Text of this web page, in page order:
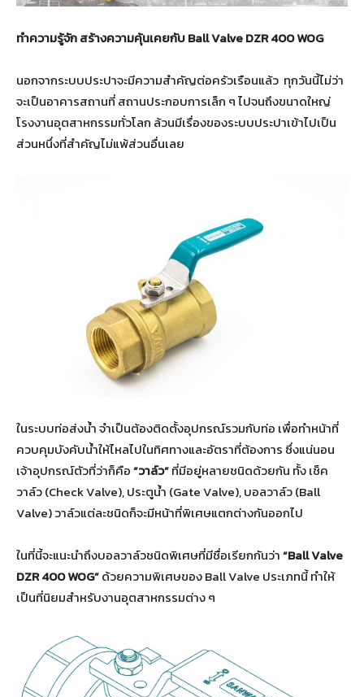
ทำความรู้จัก สร้างความคุ้นเคยกับBall Valve DZR 400 WOG
นอกจากระบบประปาจะมีความสำคัญต่อครัวเรือนแล้ว ทุกวันนี้ไม่ว่า
จะเป็นอาคารสถานที่ สถานประกอบการเล็ก ๆ ไปจนถึงขนาดใหญ่
โรงงานอุตสาหกรรมทั่วโลก ล้วนมีเรื่องของระบบประปาเข้าไปเป็น
ส่วนหนึ่งที่สำคัญไม่แพ้ส่วนอื่นเลย
ในระบบท่อส่งน้ำ จำเป็นต้องติดตั้งอุปกรณ์รวมกับท่อ เพื่อทำหน้าที่
ควบคุมบังคับน้ำให้ไหลไปในทิศทางและอัตราที่ต้องการ ซึ่งแน่นอน
เจ้าอุปกรณ์ตัวที่ว่าก็คือ“วาล์ว”ที่มีอยู่หลายชนิดด้วยกัน ทั้ง เช็ค
วาล์ว (Check Valve), ประตูน้ำ (Gate Valve), บอลวาล์ว (Ball
Valve) วาล์วแต่ละชนิดก็จะมีหน้าที่พิเศษแตกต่างกันออกไป
ในที่นี้จะแนะนำถึงบอลวาล์วชนิดพิเศษที่มีชื่อเรียกกันว่า“Ball Valve
DZR 400 WOG”ด้วยความพิเศษของ Ball Valve ประเภทนี้ ทำให้
เป็นที่นิยมสำหรับงานอุตสาหกรรมต่าง ๆ